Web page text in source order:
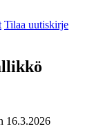
Tilaa uutiskirje
16.3.2026